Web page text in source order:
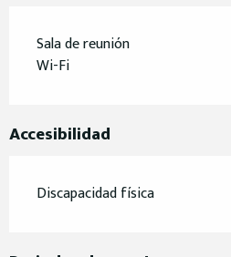
Sala de reunión
Wi-Fi
Accesibilidad
Discapacidad física